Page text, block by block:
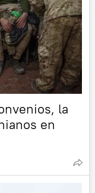
la
en